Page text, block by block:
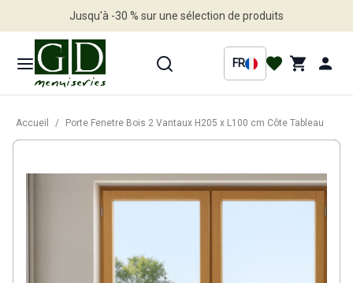
Jusqu'à -30 % sur une sélection de produits
FR
Accueil / Porte Fenetre Bois 2 Vantaux H205 x L100 cm Côte Tableau